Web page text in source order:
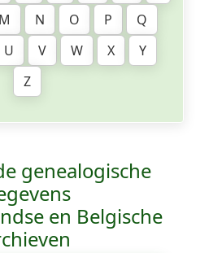
M N O P
Q
U V W X
Y
Z
genealogische
en Belgische